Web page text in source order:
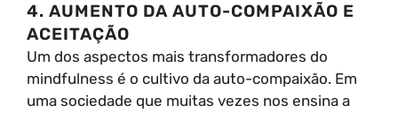
4. AUMENTO DA AUTO-COMPAIXÃO E
ACEITAÇÃO
Um dos aspectos mais transformadores do
mindfulness é o cultivo da auto-compaixão. Em
uma sociedade que muitas vezes nos ensina a